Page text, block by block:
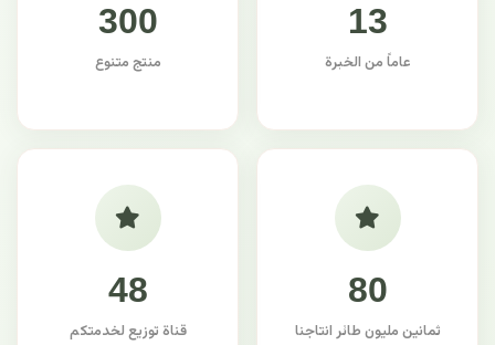
13
عاماً من الخبرة
300
منتج متنوع
80
ثمانين مليون طائر انتاجنا
48
قناة توزيع لخدمتكم